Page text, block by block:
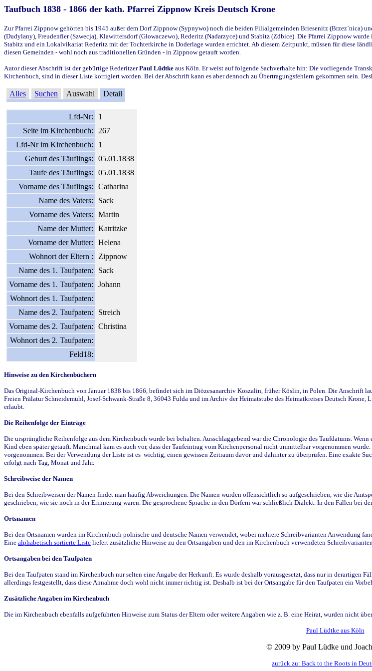
Taufbuch 1838 - 1866 der kath. Pfarrei Zippnow Kreis Deutsch Krone
Zur Pfarrei Zippnow gehörten bis 1945 außer dem Dorf Zippnow (Sypnywo) noch die beiden Filialgemeinden Briesenitz (Brzez`nica)
(Dudylany), Freudenfier (Szwecja), Klawittersdorf (Glowaczewo), Rederitz (Nadarzyce) und Stabitz (Zdbice). Die Pfarrei Zippnow
Stabitz und ein Lokalvikariat Rederitz mit der Tochterkirche in Doderlage wurden errichtet. Ab diesem Zeitpunkt, müssen für diese
diesen Gemeinden - wohl noch aus traditionellen Gründen - in Zippnow getauft worden.
Autor dieser Abschrift ist der gebürtige RederitzerPaul Lüdtke aus Köln. Er weist auf folgende Sachverhalte hin: Die vorliegende
Kirchenbuch, sind in dieser Liste korrigiert worden. Bei der Abschrift kann es aber dennoch zu Übertragungsfehlern gekommen sein.
Alles Suchen Auswahl Detail
Lfd-Nr:
1
Seite im Kirchenbuch:
267
Lfd-Nr im Kirchenbuch:
1
Geburt des Täuflings:
05.01.1838
Taufe des Täuflings:
05.01.1838
Vorname des Täuflings:
Catharina
Name des Vaters:
Sack
Vorname des Vaters:
Martin
Name der Mutter:
Katritzke
Vorname der Mutter:
Helena
Wohnort der Eltern :
Zippnow
Name des 1. Taufpaten:
Sack
Vorname des 1. Taufpaten:
Johann
Wohnort des 1. Taufpaten:
Name des 2. Taufpaten:
Streich
Vorname des 2. Taufpaten:
Christina
Wohnort des 2. Taufpaten:
Feld18:
Hinweise zu den Kirchenbüchern
Das Original-Kirchenbuch von Januar 1838 bis 1866, befindet sich im Diözesanarchiv Koszalin, früher Köslin, in Polen. Die Anschrift
Freien Prälatur Schneidemühl, Josef-Schwank-Straße 8, 36043 Fulda und im Archiv der Heimatstube des Heimatkreises Deutsch
erlaubt.
Die Reihenfolge der Einträge
Die ursprüngliche Reihenfolge aus dem Kirchenbuch wurde bei behalten. Ausschlaggebend war die Chronologie des Taufdatums.
Kind eben später getauft. Manchmal kam es auch vor, dass der Taufeintrag vom Kirchenpersonal nicht unmittelbar vorgenommen
vorgenommen. Bei der Verwendung der Liste ist es wichtig, einen gewissen Zeitraum davor und dahinter zu überprüfen. Eine exakte
erfolgt nach Tag, Monat und Jahr.
Schreibweise der Namen
Bei den Schreibweisen der Namen findet man häufig Abweichungen. Die Namen wurden offensichtlich so aufgeschrieben, wie die
geschrieben, wie sie noch in der Erinnerung waren. Die gesprochene Sprache in den Dörfern war schließlich Dialekt. In den Fällen bei
Ortsnamen
Bei den Ortsnamen wurden im Kirchenbuch polnische und deutsche Namen verwendet, wobei mehrere Schreibvarianten Anwendung
Eine alphabetisch sortierte Liste liefert zusätzliche Hinweise zu den Ortsangaben und den im Kirchenbuch verwendeten Schreibvarianten.
Ortsangaben bei den Taufpaten
Bei den Taufpaten stand im Kirchenbuch nur selten eine Angabe der Herkunft. Es wurde deshalb vorausgesetzt, dass nur in derartigen
allerdings festgestellt, dass diese Annahme doch wohl nicht immer richtig ist. Deshalb ist bei der Ortsangabe für den Taufpaten ein
Zusätzliche Angaben im Kirchenbuch
Die im Kirchenbuch ebenfalls aufgeführten Hinweise zum Status der Eltern oder weitere Angaben wie z. B. eine Heirat, wurden nicht
Paul Lüdtke aus Köln
© 2009 by Paul Lüdke und
zurück zu: Back to the Roots in